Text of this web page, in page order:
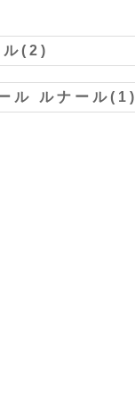
ル(2)
ル ルナール(1)